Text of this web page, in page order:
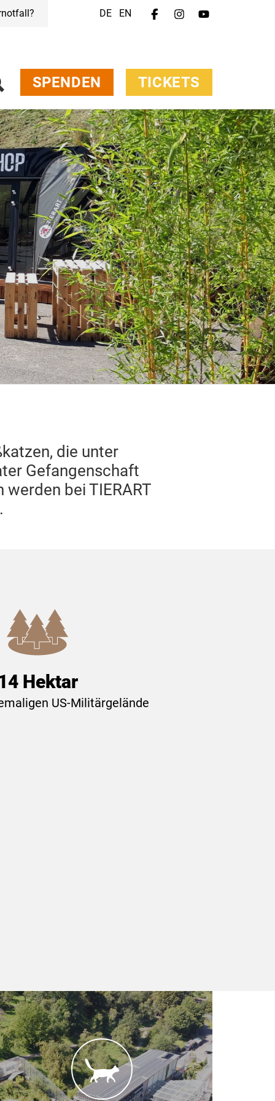
DE EN
SPENDEN TICKETS
die unter
Gefangenschaft
bei TIERART
Hektar
US-Militärgelände
PFOTEN und TIERART e.V.
Im Jahr 2000 kaufte der Verein
TIERART e.V. ein ehemaliges US-
Militärgelände, um dort exotische